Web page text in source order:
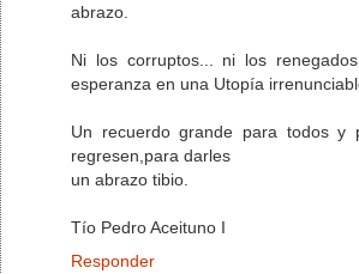
abrazo.
Ni los corruptos... ni los
esperanza en una Utopía
Un recuerdo grande para todos y
regresen,para darles
un abrazo tibio.
Tío Pedro Aceituno I
Responder